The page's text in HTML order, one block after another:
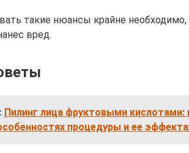
такие нюансы крайне
вред.
Пилинг лица фруктовыми кислотами:
процедуры и ее